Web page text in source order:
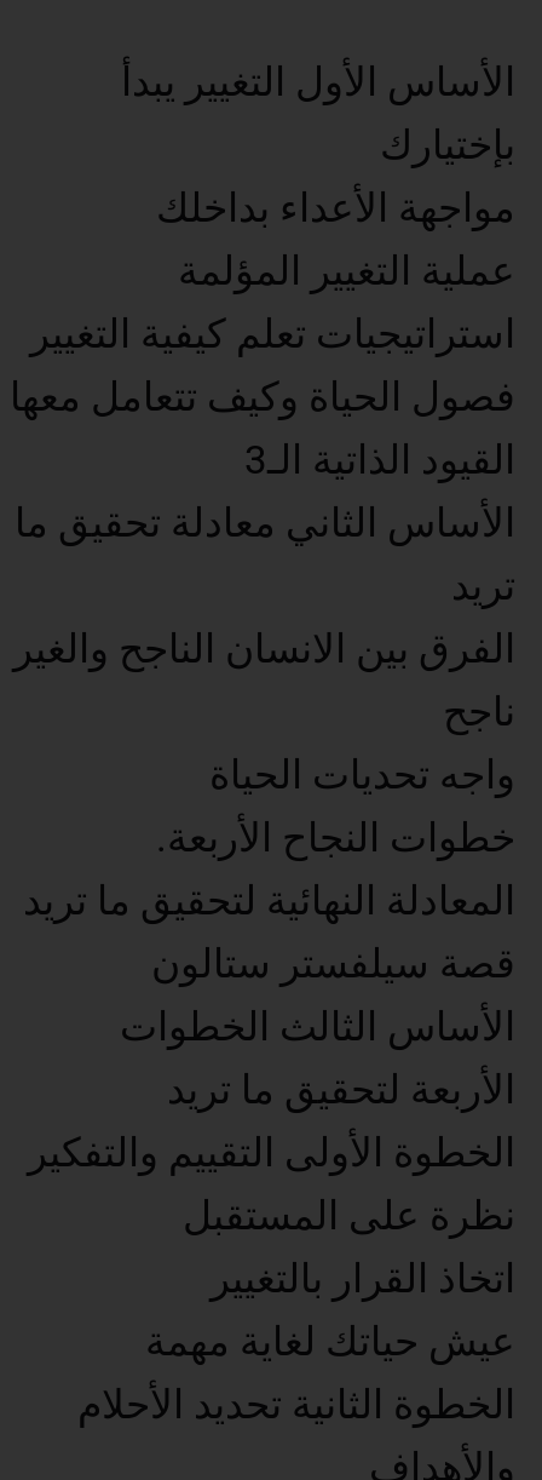
الأساس الأول التغيير يبدأ
بإختيارك
مواجهة الأعداء بداخلك
عملية التغيير المؤلمة
استراتيجيات تعلم كيفية التغيير
فصول الحياة وكيف تتعامل معها
القيود الذاتية الـ3
الأساس الثاني معادلة تحقيق ما
تريد
الفرق بين الانسان الناجح والغير
ناجح
واجه تحديات الحياة
خطوات النجاح الأربعة.
المعادلة النهائية لتحقيق ما تريد
قصة سيلفستر ستالون
الأساس الثالث الخطوات
الأربعة لتحقيق ما تريد
الخطوة الأولى التقييم والتفكير
نظرة على المستقبل
اتخاذ القرار بالتغيير
عيش حياتك لغاية مهمة
الخطوة الثانية تحديد الأحلام
والأهداف